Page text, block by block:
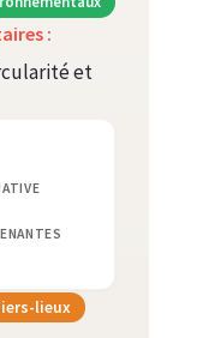
:
et
lieux